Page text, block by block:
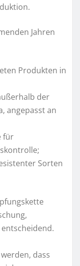
Jahren
Produkten in
der
angepasst an
für
Sorten
dass